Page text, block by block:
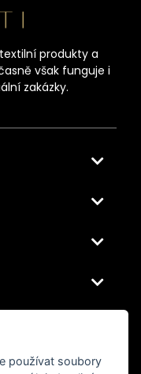
produkty a
však funguje i
zakázky.
používat soubory